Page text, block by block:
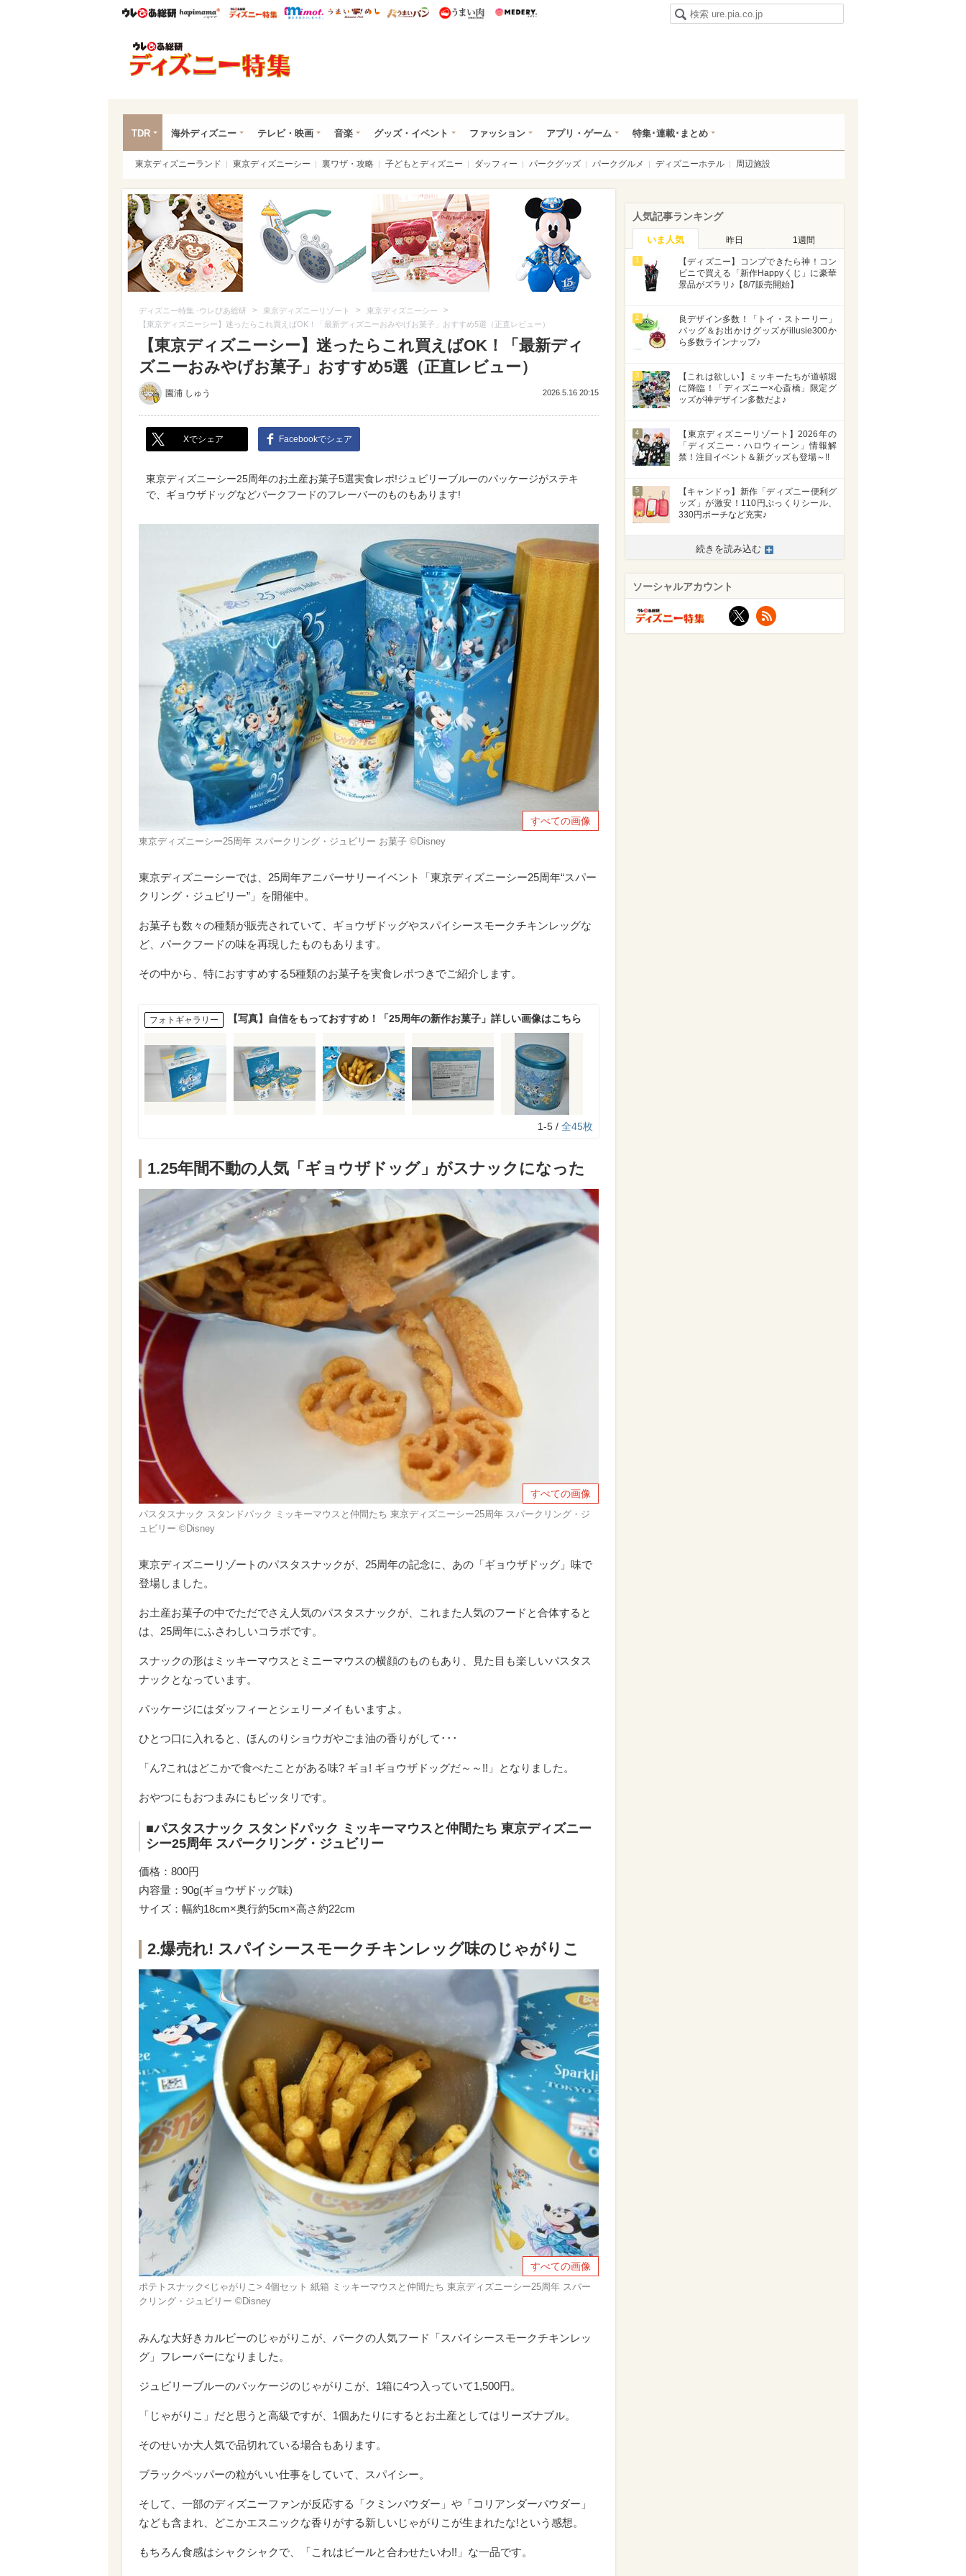
ウレぴあ総研ハピママ* ウレぴあ総研 ディズニー特集
mimot. うまいめし うまいパン うまい肉
TDR 海外ディズニー テレビ・映画 音楽 グッズ・イベント ファッション アプリ・ゲーム 特集･連載･まとめ
東京ディズニーランド 東京ディズニーシー 裏ワザ・攻略 子どもとディズニー ダッフィー パークグッズ パークグルメ ディズニーホテル 周辺施設
ディズニー特集 -ウレぴあ総研 > 東京ディズニーリゾート > 東京ディズニーシー >
【東京ディズニーシー】迷ったらこれ買えばOK！「最新ディズニーおみやげお菓子」おすすめ5選（正直レビュー）
【東京ディズニーシー】迷ったらこれ買えばOK！「最新ディ
ズニーおみやげお菓子」おすすめ5選（正直レビュー）
園浦 しゅう 2026.5.16 20:15
Xでシェア Facebookでシェア
東京ディズニーシー25周年のお土産お菓子5選実食レポ!ジュビリーブルーのパッケージがステキ
で、ギョウザドッグなどパークフードのフレーバーのものもあります!
すべての画像
東京ディズニーシー25周年 スパークリング・ジュビリー お菓子 ©Disney
東京ディズニーシーでは、25周年アニバーサリーイベント「東京ディズニーシー25周年“スパー
クリング・ジュビリー”」を開催中。
お菓子も数々の種類が販売されていて、ギョウザドッグやスパイシースモークチキンレッグな
ど、パークフードの味を再現したものもあります。
その中から、特におすすめする5種類のお菓子を実食レポつきでご紹介します。
フォトギャラリー 【写真】自信をもっておすすめ！「25周年の新作お菓子」詳しい画像はこちら
1-5 / 全45枚
1.25年間不動の人気「ギョウザドッグ」がスナックになった
すべての画像
パスタスナック スタンドパック ミッキーマウスと仲間たち 東京ディズニーシー25周年 スパークリング・ジ
ュビリー ©Disney
東京ディズニーリゾートのパスタスナックが、25周年の記念に、あの「ギョウザドッグ」味で
登場しました。
お土産お菓子の中でただでさえ人気のパスタスナックが、これまた人気のフードと合体すると
は、25周年にふさわしいコラボです。
スナックの形はミッキーマウスとミニーマウスの横顔のものもあり、見た目も楽しいパスタス
ナックとなっています。
パッケージにはダッフィーとシェリーメイもいますよ。
ひとつ口に入れると、ほんのりショウガやごま油の香りがして･･･
「ん?これはどこかで食べたことがある味? ギョ! ギョウザドッグだ～～!!」となりました。
おやつにもおつまみにもピッタリです。
■パスタスナック スタンドパック ミッキーマウスと仲間たち 東京ディズニー
シー25周年 スパークリング・ジュビリー
価格：800円
内容量：90g(ギョウザドッグ味)
サイズ：幅約18cm×奥行約5cm×高さ約22cm
2.爆売れ! スパイシースモークチキンレッグ味のじゃがりこ
すべての画像
ポテトスナック<じゃがりこ> 4個セット 紙箱 ミッキーマウスと仲間たち 東京ディズニーシー25周年 スパー
クリング・ジュビリー ©Disney
みんな大好きカルビーのじゃがりこが、パークの人気フード「スパイシースモークチキンレッ
グ」フレーバーになりました。
ジュビリーブルーのパッケージのじゃがりこが、1箱に4つ入っていて1,500円。
「じゃがりこ」だと思うと高級ですが、1個あたりにするとお土産としてはリーズナブル。
そのせいか大人気で品切れている場合もあります。
ブラックペッパーの粒がいい仕事をしていて、スパイシー。
そして、一部のディズニーファンが反応する「クミンパウダー」や「コリアンダーパウダー」
なども含まれ、どこかエスニックな香りがする新しいじゃがりこが生まれたな!という感想。
もちろん食感はシャクシャクで、「これはビールと合わせたいわ!!」な一品です。
人気記事ランキング
いま人気 昨日 1週間
1
【ディズニー】コンプできたら神！コン
ビニで買える「新作Happyくじ」に豪華
景品がズラリ♪【8/7販売開始】
2
良デザイン多数！「トイ・ストーリー」
バッグ＆お出かけグッズがillusie300か
ら多数ラインナップ♪
3
【これは欲しい】ミッキーたちが道頓堀
に降臨！「ディズニー×心斎橋」限定グ
ッズが神デザイン多数だよ♪
4
【東京ディズニーリゾート】2026年の
「ディズニー・ハロウィーン」情報解
禁！注目イベント＆新グッズも登場～!!
5
【キャンドゥ】新作「ディズニー便利グ
ッズ」が激安！110円ぷっくりシール、
330円ポーチなど充実♪
続きを読み込む
ソーシャルアカウント
X